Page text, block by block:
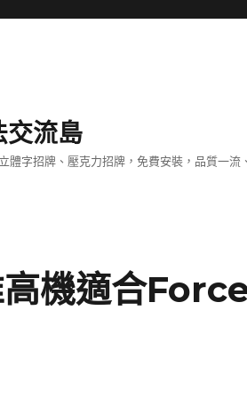
交流島
字招牌、壓克力招牌，免費安裝，品質一流
高機適合